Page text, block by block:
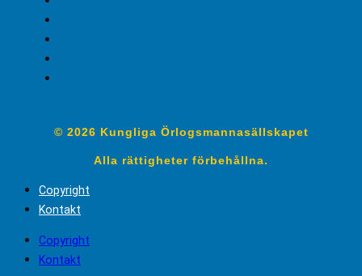
© 2026 Kungliga Örlogsmannasällskapet
Alla rättigheter förbehållna.
Copyright
Kontakt
Copyright
Kontakt